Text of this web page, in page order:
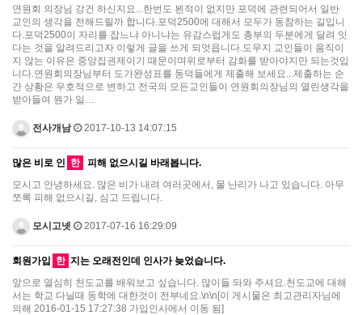
연원회 의장님 강건 하신지요...한번도 뵌적이 없지만 포덕에 관련되어서 일반
교인의 생각을 전해드릴까 합니다.포덕2500에 대해서 모두가 동참하는 길입니
다.포덕2500이 자리를 잡느냐 아니냐는 유감스럽게도 총부의 두분에게 달려 잇
다는 것을 알려드리고자 이렇게 글을 쓰게 되엇읍니다.도무지 교인들이 움직이
지 않는 이유은 중앙집권제이기 때문이며위로부터 감화를 받아야지만 되는것입
니다.연원회의장님부터 도가완성표를 동덕들에게 제출해 보세요...제출하는 순
간 상황은 우호적으로 변하고 전국의 모든교인들이 연원회의장님의 열린생각을
받아들여 뭔가 일…
전사개남 2017-10-13 14:07:15
많은 비로 인 한
피해 없으시길 바래봅니다.
모시고 안녕하세요. 많은 비가 내려 여러곳에서, 물 난리가 나고 있습니다. 아무
쪼록 피해 없으시길, 심고 드립니다.
모시고넷 2017-07-16 16:29:09
회원가입 한 지는 오래전인데 인사가 늦었습니다.
앞으로 열심히 천도교를 배워보고 싶습니다. 많이들 돠와 주셔요.천도교에 대해
서는 학교 다닐때 동학에 대한것이 전부네요.\n\n[이 게시물은 최고관리자님에
의해 2016-01-15 17:27:38 가입인사에서 이동 됨]